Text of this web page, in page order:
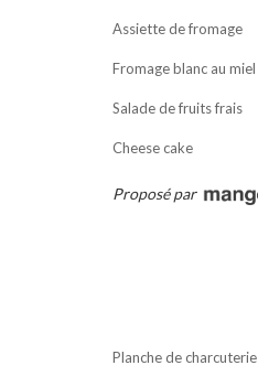
Assiette de fromage
Fromage blanc au miel
Salade de fruits frais
Cheese cake
Proposé par
Planche de charcuterie